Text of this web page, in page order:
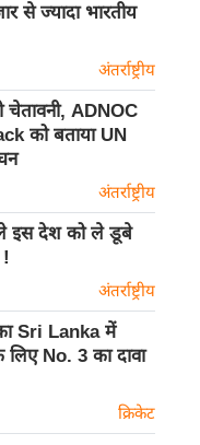
से ज्यादा भारतीय
अंतर्राष्ट्रीय
ADNOC
को बताया UN
अंतर्राष्ट्रीय
इस देश को ले डूबे
अंतर्राष्ट्रीय
Sri Lanka में
No. 3 का दावा
क्रिकेट